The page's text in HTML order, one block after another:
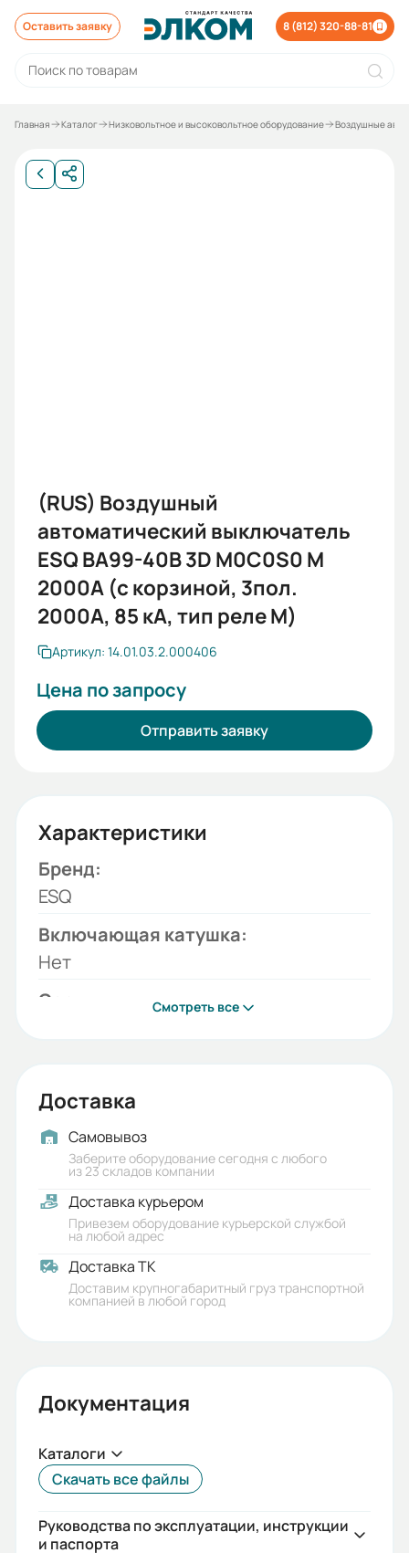
Оставить заявку 8 (812) 320-88-81
Главная Каталог Низковольтное и высоковольтное оборудование Воздушные
(RUS) Воздушный
автоматический выключатель
ESQ ВА99-40B 3D M0C0S0 M
2000A (с корзиной, 3пол.
2000А, 85 кА, тип реле M)
Артикул: 14.01.03.2.000406
Цена по запросу
Отправить заявку
Характеристики
Бренд:
ESQ
Включающая катушка:
Нет
Серия:
Нет
Модель:
ВА99-40B
Коммутационная / Механическая
износостойкость:
6000/10000
Количество полюсов:
Номинальный ток (А):
2000
Стандарты:
Смотреть все
Доставка
Самовывоз
Заберите оборудование сегодня с любого
из 23 складов компании
Доставка курьером
Привезем оборудование курьерской службой
на любой адрес
Доставка ТК
Доставим крупногабаритный груз транспортной
компанией в любой город
Документация
Каталоги
Скачать все файлы
Руководства по эксплуатации, инструкции
и паспорта